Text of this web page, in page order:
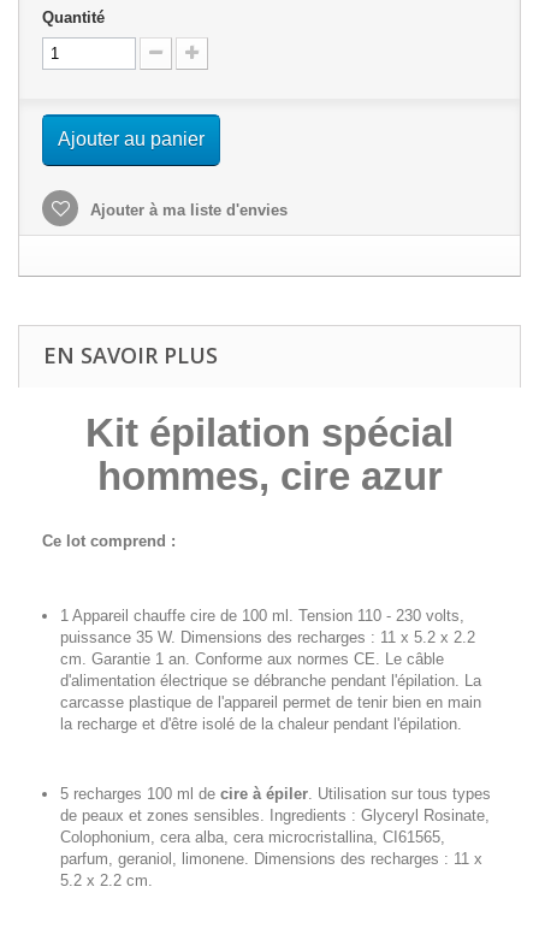
Quantité
Ajouter au panier
Ajouter à ma liste d'envies
EN SAVOIR PLUS
Kit épilation spécial
hommes, cire azur
Ce lot comprend :
1 Appareil chauffe cire de 100 ml. Tension 110 - 230 volts,
puissance 35 W. Dimensions des recharges : 11 x 5.2 x 2.2
cm. Garantie 1 an. Conforme aux normes CE. Le câble
d'alimentation électrique se débranche pendant l'épilation. La
carcasse plastique de l'appareil permet de tenir bien en main
la recharge et d'être isolé de la chaleur pendant l'épilation.
5 recharges 100 ml de cire à épiler. Utilisation sur tous types
de peaux et zones sensibles. Ingredients : Glyceryl Rosinate,
Colophonium, cera alba, cera microcristallina, CI61565,
parfum, geraniol, limonene. Dimensions des recharges : 11 x
5.2 x 2.2 cm.